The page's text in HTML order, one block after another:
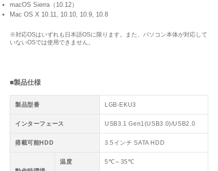
macOS Sierra（10.12）
Mac OS X 10.11, 10.10, 10.9, 10.8
※対応OSはいずれも日本語OSに限ります。また、パソコン本体が対応して
いないOSでは使用できません。
■製品仕様
製品型番 LGB-EKU3
インターフェース USB3.1 Gen1(USB3.0)/USB2.0
搭載可能HDD 3.5インチ SATA HDD
温度 5℃～35℃